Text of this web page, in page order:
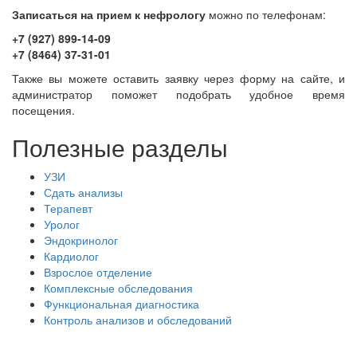
Записаться на прием к нефрологу можно по телефонам:
+7 (927) 899-14-09
+7 (8464) 37-31-01
Также вы можете оставить заявку через форму на сайте, и
администратор поможет подобрать удобное время
посещения.
Полезные разделы
УЗИ
Сдать анализы
Терапевт
Уролог
Эндокринолог
Кардиолог
Взрослое отделение
Комплексные обследования
Функциональная диагностика
Контроль анализов и обследований